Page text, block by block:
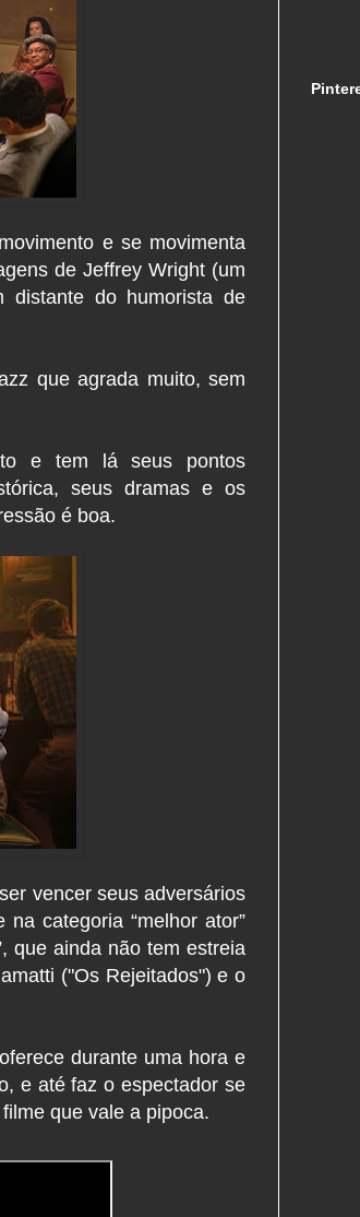
e se movimenta
de Jeffrey Wright (um
distante do humorista de
que agrada muito, sem
e tem lá seus pontos
seus dramas e os
é boa.
vencer seus adversários
categoria “melhor ator”
que ainda não tem estreia
("Os Rejeitados") e o
durante uma hora e
e até faz o espectador se
que vale a pipoca.